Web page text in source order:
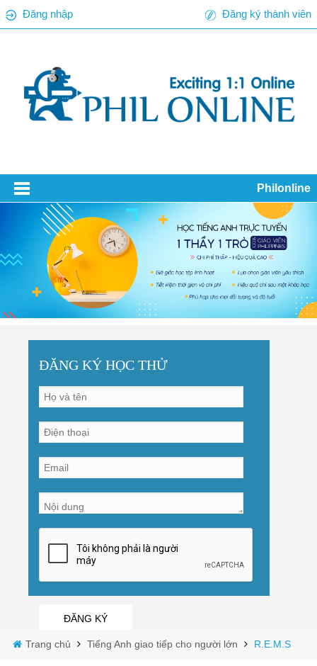
Đăng nhập Đăng ký thành viên
Philonline
ĐĂNG KÝ HỌC THỬ
ĐĂNG KÝ
Trang chủ Tiếng Anh giao tiếp cho người lớn R.E.M.S